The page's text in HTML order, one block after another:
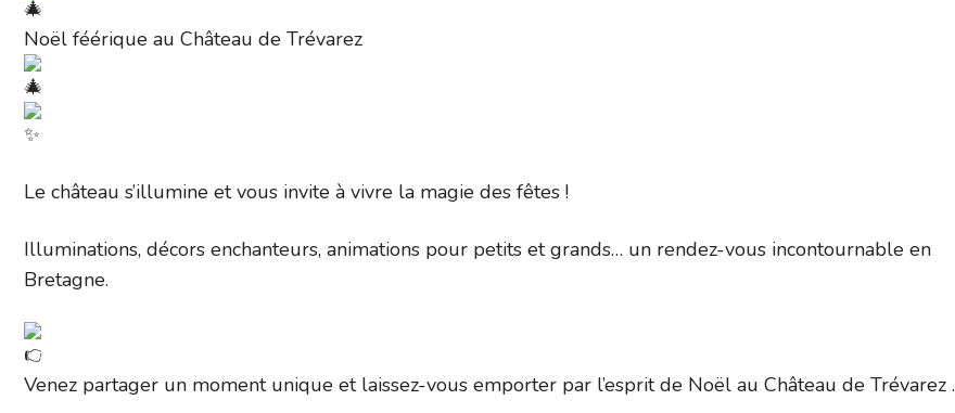
Noël féérique au Château de Trévarez
Le château s’illumine et vous invite à vivre la magie des fêtes !
Illuminations, décors enchanteurs, animations pour petits et grands… un rendez-vous incontournable en
Bretagne.
Venez partager un moment unique et laissez-vous emporter par l’esprit de Noël au Château de Trévarez .